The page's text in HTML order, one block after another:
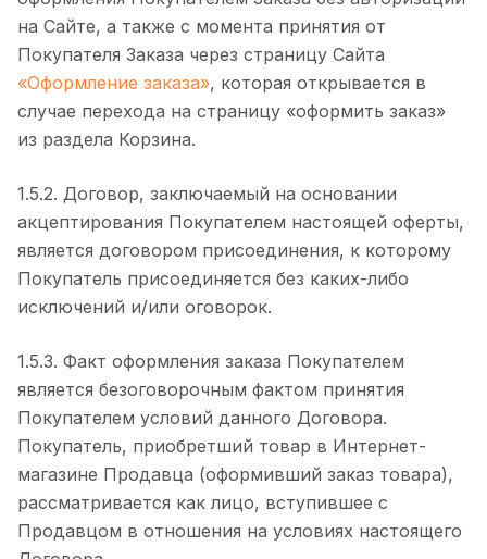
на Сайте, а также с момента принятия от
Покупателя Заказа через страницу Сайта
«Оформление заказа», которая открывается в
случае перехода на страницу «оформить заказ»
из раздела Корзина.
1.5.2. Договор, заключаемый на основании
акцептирования Покупателем настоящей оферты,
является договором присоединения, к которому
Покупатель присоединяется без каких-либо
исключений и/или оговорок.
1.5.3. Факт оформления заказа Покупателем
является безоговорочным фактом принятия
Покупателем условий данного Договора.
Покупатель, приобретший товар в Интернет-
магазине Продавца (оформивший заказ товара),
рассматривается как лицо, вступившее с
Продавцом в отношения на условиях настоящего